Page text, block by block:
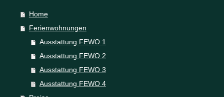
Home
Ferienwohnungen
Ausstattung FEWO 1
Ausstattung FEWO 2
Ausstattung FEWO 3
Ausstattung FEWO 4